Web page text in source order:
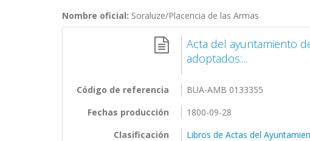
Nombre oficial: Soraluze/Placencia de las Armas
Acta del ayuntamiento
adoptados:...
Código de referencia
BUA-AMB 0133355
Fechas producción
1800-09-28
Clasificación
Libros de Actas del